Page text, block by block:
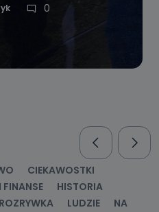
0
CIEKAWOSTKI
HISTORIA
LUDZIE
NA